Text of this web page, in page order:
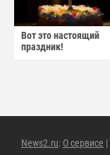
Вот это настоящий
праздник!
News2.ru: О сервисе |